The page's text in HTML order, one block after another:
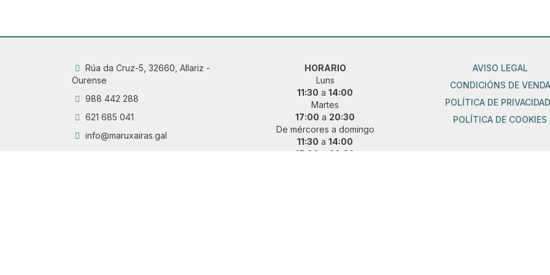
Rúa da Cruz-5, 32660, Allariz -
Ourense
988 442 288
621 685 041
info@maruxairas.gal
HORARIO
Luns
11:30 a 14:00
Martes
17:00 a 20:30
De mércores a domingo
11:30 a 14:00
17:00
20:30
AVISO LEGAL
CONDICIÓNS DE VENDA
POLÍTICA DE
POLÍTICA DE COOKIES